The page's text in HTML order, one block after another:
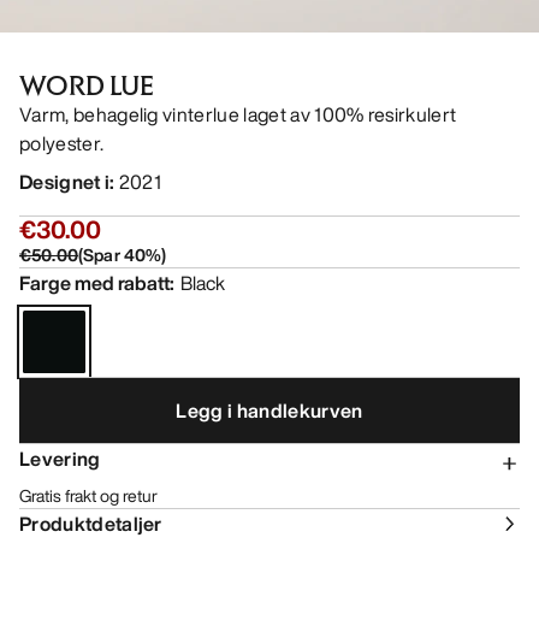
WORD LUE
Varm, behagelig vinterlue laget av 100% resirkulert
polyester.
Designet i: 2021
€30.00
€50.00(Spar40%)
Farge med rabatt: Black
Legg i handlekurven
Levering
Gratis frakt og retur
Produktdetaljer